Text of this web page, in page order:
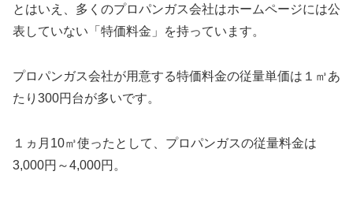
とはいえ、多くのプロパンガス会社はホームページには公
表していない「特価料金」を持っています。
プロパンガス会社が用意する特価料金の従量単価は１㎥あ
たり300円台が多いです。
１ヵ月10㎥使ったとして、プロパンガスの従量料金は
3,000円～4,000円。